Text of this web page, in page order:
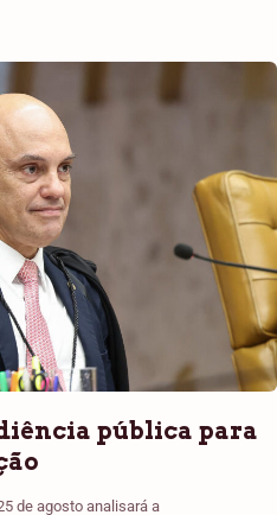
pública para
de agosto analisará a